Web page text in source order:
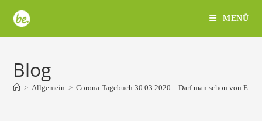
Inhalt
springen
MENÜ
Blog
> Allgemein > Corona-Tagebuch 30.03.2020 – Darf man schon von